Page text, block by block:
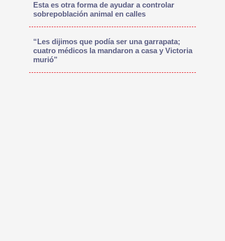
Esta es otra forma de ayudar a controlar
sobrepoblación animal en calles
“Les dijimos que podía ser una garrapata;
cuatro médicos la mandaron a casa y Victoria
murió”